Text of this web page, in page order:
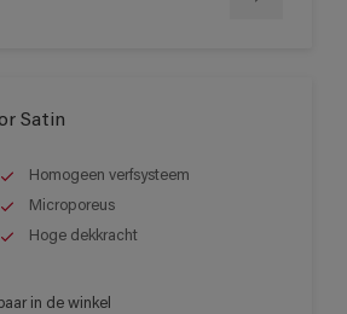
Satin
Homogeen verfsysteem
Microporeus
Hoge dekkracht
in de winkel